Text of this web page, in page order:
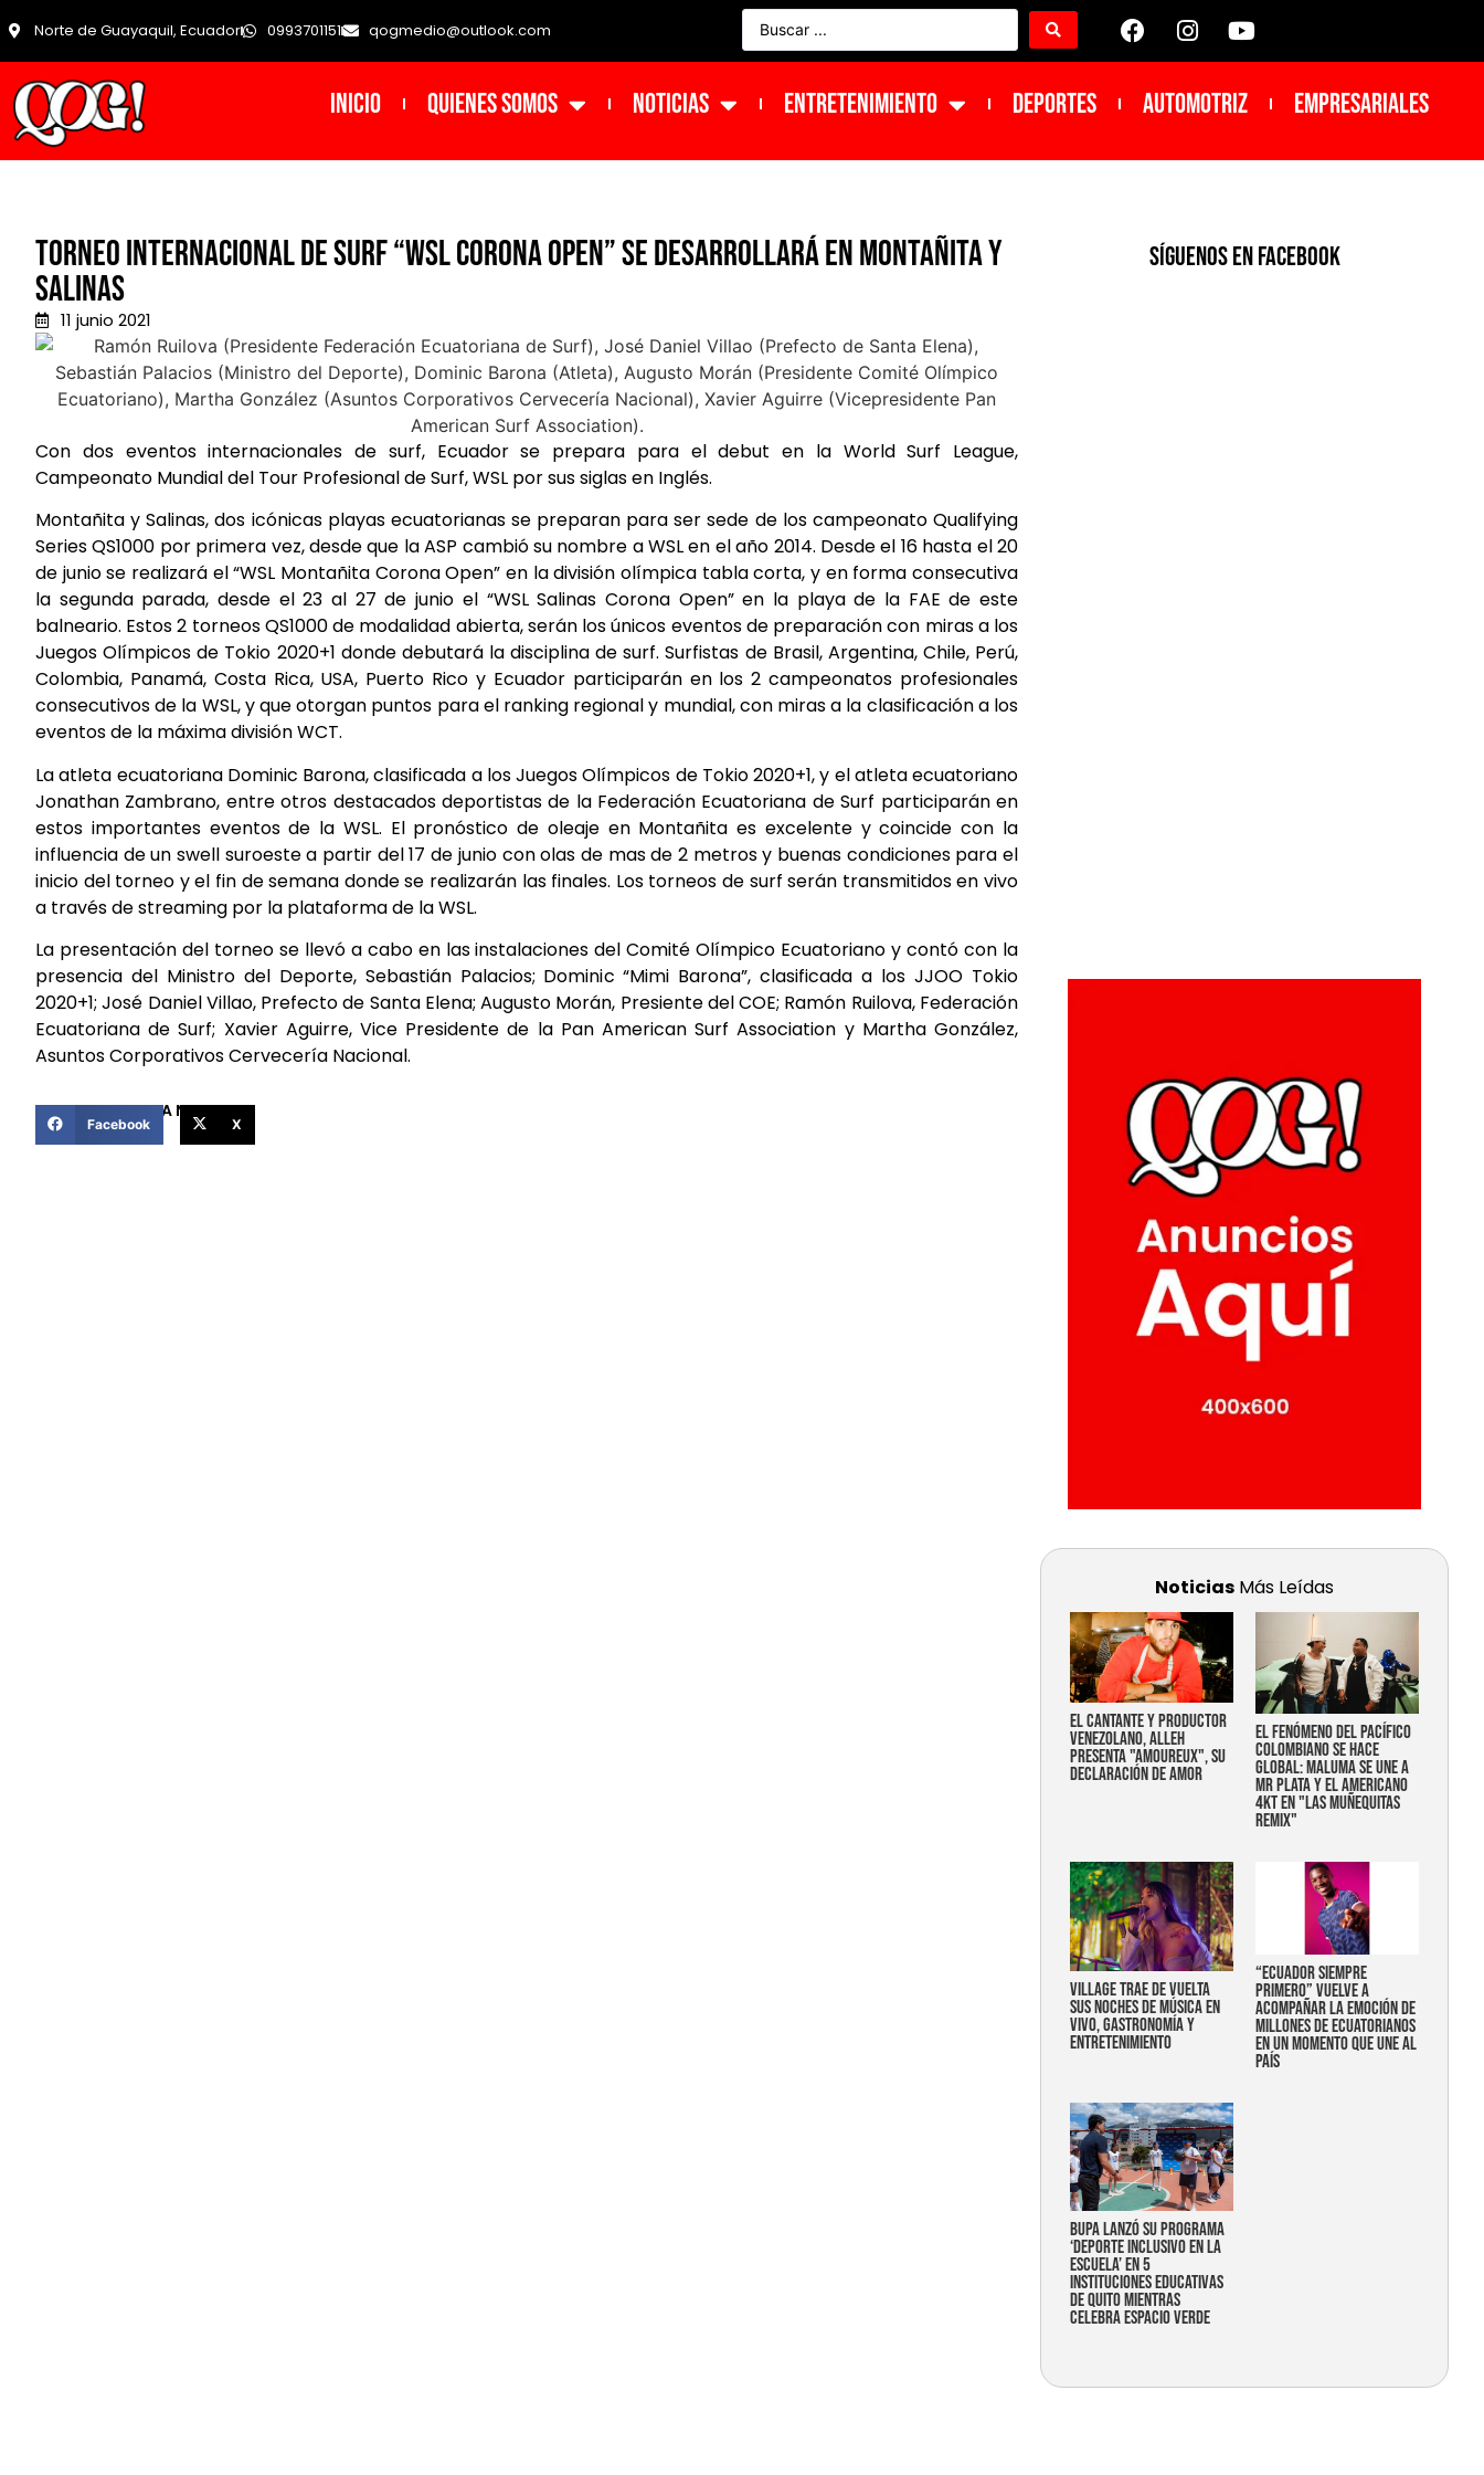
Norte de Guayaquil, Ecuador 0993701151 qogmedio@outlook.com
INICIO Quienes Somos NOTICIAS ENTRETENIMIENTO DEPORTES Automotriz Empresariales
Torneo Internacional de Surf “WSL Corona Open” se desarrollará en Montañita y
Salinas
11 junio 2021
Con dos eventos internacionales de surf, Ecuador se prepara para el debut en la World Surf League,
Campeonato Mundial del Tour Profesional de Surf, WSL por sus siglas en Inglés.
Montañita y Salinas, dos icónicas playas ecuatorianas se preparan para ser sede de los campeonato Qualifying
Series QS1000 por primera vez, desde que la ASP cambió su nombre a WSL en el año 2014. Desde el 16 hasta el 20
de junio se realizará el “WSL Montañita Corona Open” en la división olímpica tabla corta, y en forma consecutiva
la segunda parada, desde el 23 al 27 de junio el “WSL Salinas Corona Open” en la playa de la FAE de este
balneario. Estos 2 torneos QS1000 de modalidad abierta, serán los únicos eventos de preparación con miras a los
Juegos Olímpicos de Tokio 2020+1 donde debutará la disciplina de surf. Surfistas de Brasil, Argentina, Chile, Perú,
Colombia, Panamá, Costa Rica, USA, Puerto Rico y Ecuador participarán en los 2 campeonatos profesionales
consecutivos de la WSL, y que otorgan puntos para el ranking regional y mundial, con miras a la clasificación a los
eventos de la máxima división WCT.
La atleta ecuatoriana Dominic Barona, clasificada a los Juegos Olímpicos de Tokio 2020+1, y el atleta ecuatoriano
Jonathan Zambrano, entre otros destacados deportistas de la Federación Ecuatoriana de Surf participarán en
estos importantes eventos de la WSL. El pronóstico de oleaje en Montañita es excelente y coincide con la
influencia de un swell suroeste a partir del 17 de junio con olas de mas de 2 metros y buenas condiciones para el
inicio del torneo y el fin de semana donde se realizarán las finales. Los torneos de surf serán transmitidos en vivo
a través de streaming por la plataforma de la WSL.
La presentación del torneo se llevó a cabo en las instalaciones del Comité Olímpico Ecuatoriano y contó con la
presencia del Ministro del Deporte, Sebastián Palacios; Dominic “Mimi Barona”, clasificada a los JJOO Tokio
2020+1; José Daniel Villao, Prefecto de Santa Elena; Augusto Morán, Presiente del COE; Ramón Ruilova, Federación
Ecuatoriana de Surf; Xavier Aguirre, Vice Presidente de la Pan American Surf Association y Martha González,
Asuntos Corporativos Cervecería Nacional.
COMPARTIR ESTA NOTICIA
Facebook X
SíGUENOS EN FACEBOOK
Noticias Más Leídas
EL CANTANTE Y PRODUCTOR
VENEZOLANO, ALLEH
PRESENTA "AMOUREUX", SU
DECLARACIÓN DE AMOR
EL FENÓMENO DEL PACÍFICO
COLOMBIANO SE HACE
GLOBAL: MALUMA SE UNE A
MR PLATA Y EL AMERICANO
4KT EN "LAS MUÑEQUITAS
REMIX"
Village trae de vuelta
sus noches de música en
vivo, gastronomía y
entretenimiento
“Ecuador siempre
primero” vuelve a
acompañar la emoción de
millones de ecuatorianos
en un momento que une al
país
Bupa lanzó su programa
‘Deporte Inclusivo en la
Escuela’ en 5
instituciones educativas
de Quito mientras
celebra espacio verde